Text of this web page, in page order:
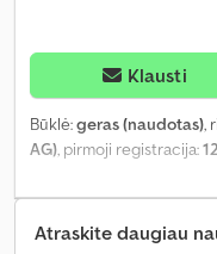
Klausti
Būklė:geras (naudotas),
AG), pirmoji registracija:
,
kuras:dyzelinas,
vairuotojo kabina:
dieninė
4,
Atraskite daugiau